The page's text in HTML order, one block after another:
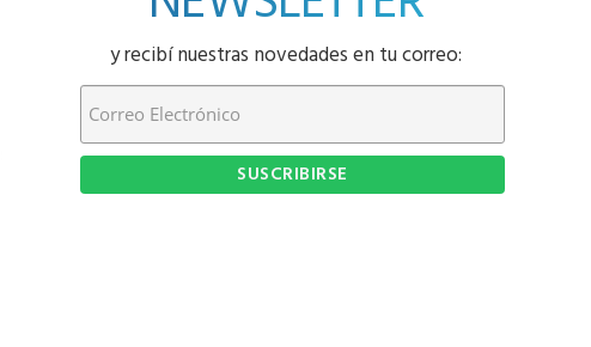
y recibí nuestras novedades en tu correo: